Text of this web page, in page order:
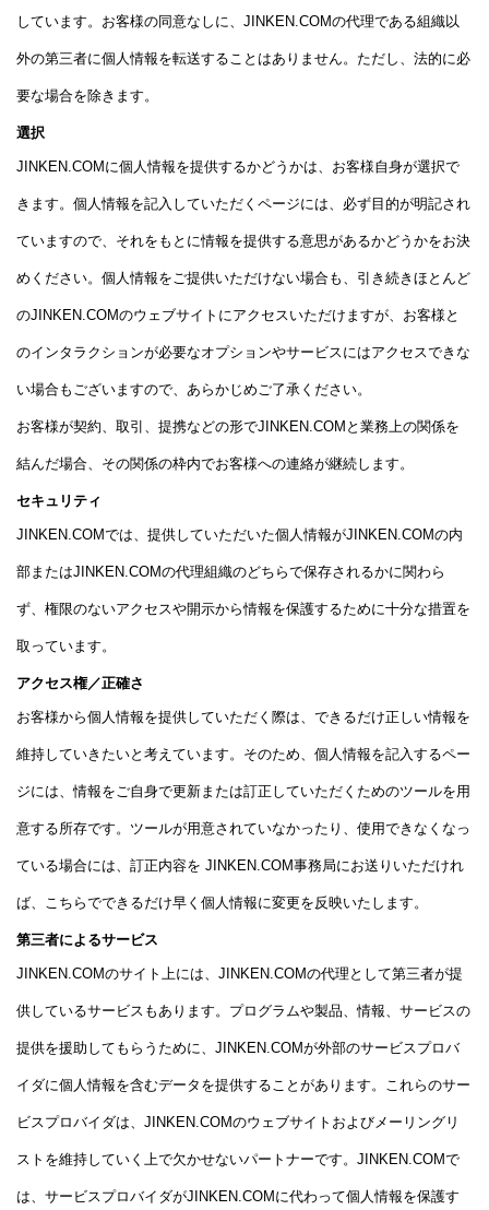
しています。お客様の同意なしに、JINKEN.COMの代理である組織以
外の第三者に個人情報を転送することはありません。ただし、法的に必
要な場合を除きます。
選択
JINKEN.COMに個人情報を提供するかどうかは、お客様自身が選択で
きます。個人情報を記入していただくページには、必ず目的が明記され
ていますので、それをもとに情報を提供する意思があるかどうかをお決
めください。個人情報をご提供いただけない場合も、引き続きほとんど
のJINKEN.COMのウェブサイトにアクセスいただけますが、お客様と
のインタラクションが必要なオプションやサービスにはアクセスできな
い場合もございますので、あらかじめご了承ください。
お客様が契約、取引、提携などの形でJINKEN.COMと業務上の関係を
結んだ場合、その関係の枠内でお客様への連絡が継続します。
セキュリティ
JINKEN.COMでは、提供していただいた個人情報がJINKEN.COMの内
部またはJINKEN.COMの代理組織のどちらで保存されるかに関わら
ず、権限のないアクセスや開示から情報を保護するために十分な措置を
取っています。
アクセス権／正確さ
お客様から個人情報を提供していただく際は、できるだけ正しい情報を
維持していきたいと考えています。そのため、個人情報を記入するペー
ジには、情報をご自身で更新または訂正していただくためのツールを用
意する所存です。ツールが用意されていなかったり、使用できなくなっ
ている場合には、訂正内容を JINKEN.COM事務局にお送りいただけれ
ば、こちらでできるだけ早く個人情報に変更を反映いたします。
第三者によるサービス
JINKEN.COMのサイト上には、JINKEN.COMの代理として第三者が提
供しているサービスもあります。プログラムや製品、情報、サービスの
提供を援助してもらうために、JINKEN.COMが外部のサービスプロバ
イダに個人情報を含むデータを提供することがあります。これらのサー
ビスプロバイダは、JINKEN.COMのウェブサイトおよびメーリングリ
ストを維持していく上で欠かせないパートナーです。JINKEN.COMで
は、サービスプロバイダがJINKEN.COMに代わって個人情報を保護す